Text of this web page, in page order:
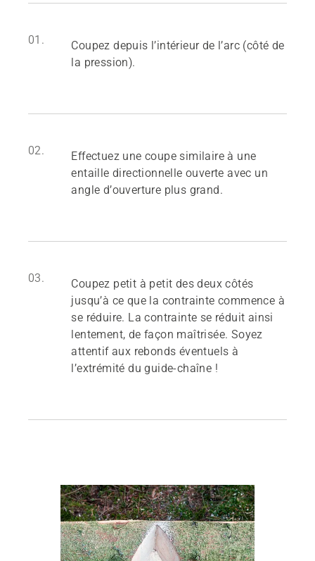
01.
Coupez depuis l’intérieur de l’arc (côté de
la pression).
02.
Effectuez une coupe similaire à une
entaille directionnelle ouverte avec un
angle d’ouverture plus grand.
03.
Coupez petit à petit des deux côtés
jusqu’à ce que la contrainte commence à
se réduire. La contrainte se réduit ainsi
lentement, de façon maîtrisée. Soyez
attentif aux rebonds éventuels à
l’extrémité du guide-chaîne !